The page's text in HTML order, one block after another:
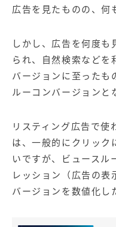
広告を見たものの、何
しかし、広告を何度も
られ、自然検索などを
バージョンに至ったも
ルーコンバージョンと
リスティング広告で使
は、一般的にクリック
いですが、ビュースル
レッション（広告の
バージョンを数値化し